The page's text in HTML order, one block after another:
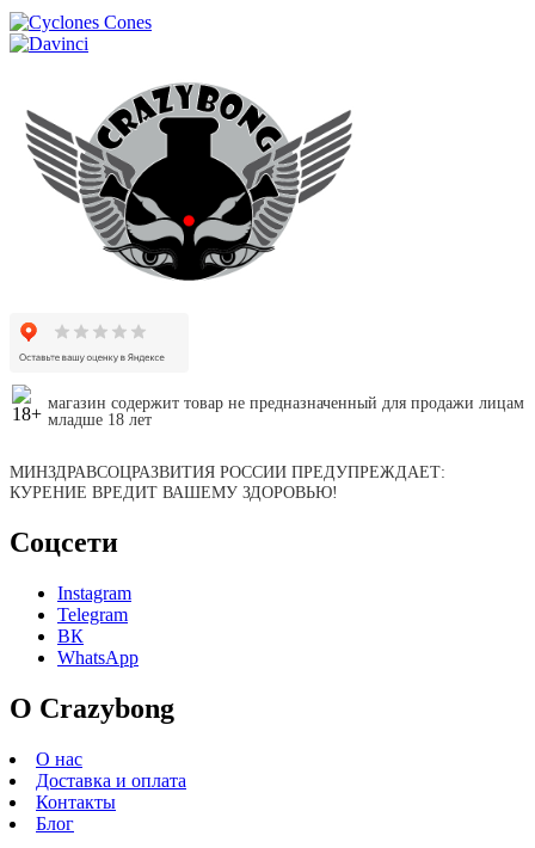
магазин содержит товар не предназначенный для продажи лицам
младше 18 лет
МИНЗДРАВСОЦРАЗВИТИЯ РОССИИ ПРЕДУПРЕЖДАЕТ:
КУРЕНИЕ ВРЕДИТ ВАШЕМУ ЗДОРОВЬЮ!
Соцсети
Instagram
Telegram
ВК
WhatsApp
О Crazybong
О нас
Доставка и оплата
Контакты
Блог